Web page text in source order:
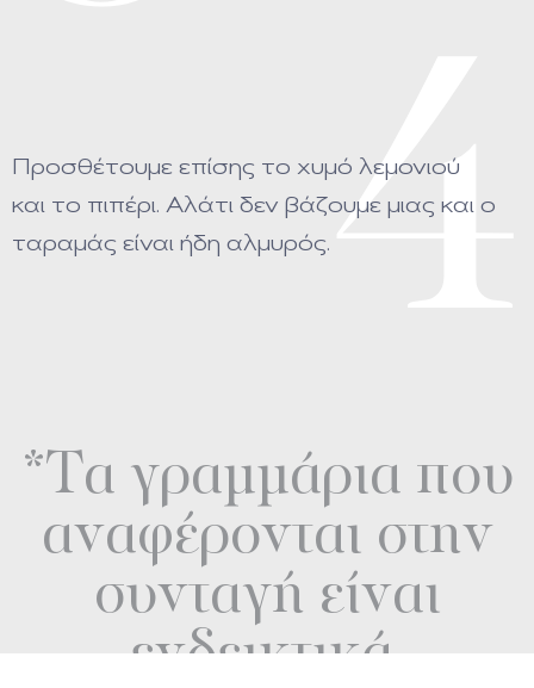
4
Προσθέτουμε επίσης το χυμό λεμονιού
και το πιπέρι. Αλάτι δεν βάζουμε μιας και ο
ταραμάς είναι ήδη αλμυρός.
*Τα γραμμάρια που
αναφέρονται στην
συνταγή είναι
ενδεικτικά.